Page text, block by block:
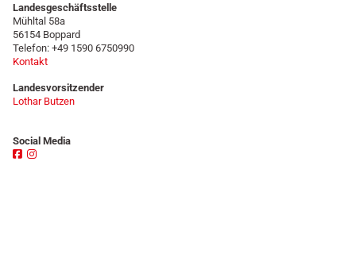
Landesgeschäftsstelle
Mühltal 58a
56154 Boppard
Telefon: +49 1590 6750990
Kontakt
Landesvorsitzender
Lothar Butzen
Social Media